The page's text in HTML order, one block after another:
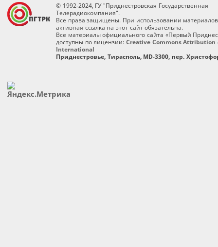
© 1992-2024, ГУ "Приднестровская Государственная
Телерадиокомпания".
Все права защищены. При использовании
активная ссылка на этот сайт обязательна.
Все материалы официального сайта «Первый
доступны по лицензии: Creative Commons Attribution
International
Приднестровье, Тирасполь, MD-3300, пер.